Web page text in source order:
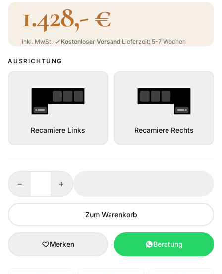
1.428,- €
inkl. MwSt.· Kostenloser Versand·Lieferzeit: 5-7 Wochen
AUSRICHTUNG
Recamiere Links Recamiere Rechts
− +
Zum Warenkorb
Merken Beratung